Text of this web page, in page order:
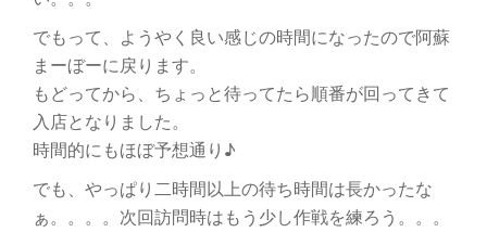
でもって、ようやく良い感じの時間になったので阿蘇
まーぼーに戻ります。
もどってから、ちょっと待ってたら順番が回ってきて
入店となりました。
時間的にもほぼ予想通り♪
でも、やっぱり二時間以上の待ち時間は長かったな
ぁ。。。。次回訪問時はもう少し作戦を練ろう。。。